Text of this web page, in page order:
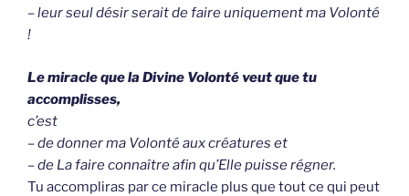
– leur seul désir serait de faire uniquement ma Volonté
!
Le miracle que la Divine Volonté veut que tu
accomplisses,
c’est
– de donner ma Volonté aux créatures et
– de La faire connaître afin qu’Elle puisse régner.
Tu accompliras par ce miracle plus que tout ce qui peut